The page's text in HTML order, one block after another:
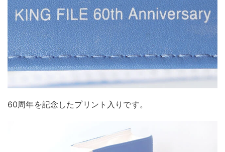
60周年を記念したプリント入りです。